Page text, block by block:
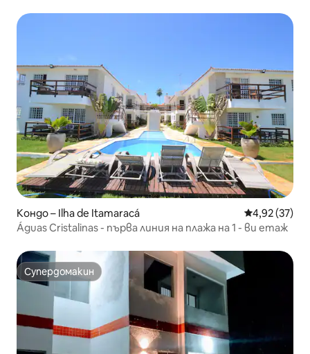
Кондо – Ilha de Itamaracá Средна
4,92 (37)
Águas Cristalinas - първа линия на плажа на 1 - ви етаж
Супердомакин
Супердомакин